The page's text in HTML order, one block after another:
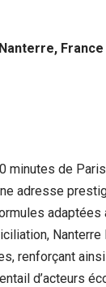
France
minutes de
adresse
renforçant
d’acteurs